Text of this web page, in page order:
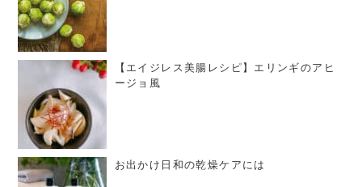
【エイジレス美腸レシピ】エリンギのアヒ
ージョ風
お出かけ日和の乾燥ケアには